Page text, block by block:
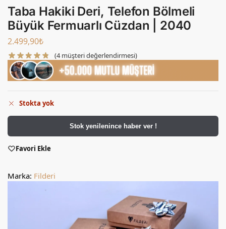
Taba Hakiki Deri, Telefon Bölmeli
Büyük Fermuarlı Cüzdan | 2040
2.499,90₺
(4müşteri değerlendirmesi)
Stokta yok
Stok yenilenince haber ver !
Favori Ekle
Marka: Filderi